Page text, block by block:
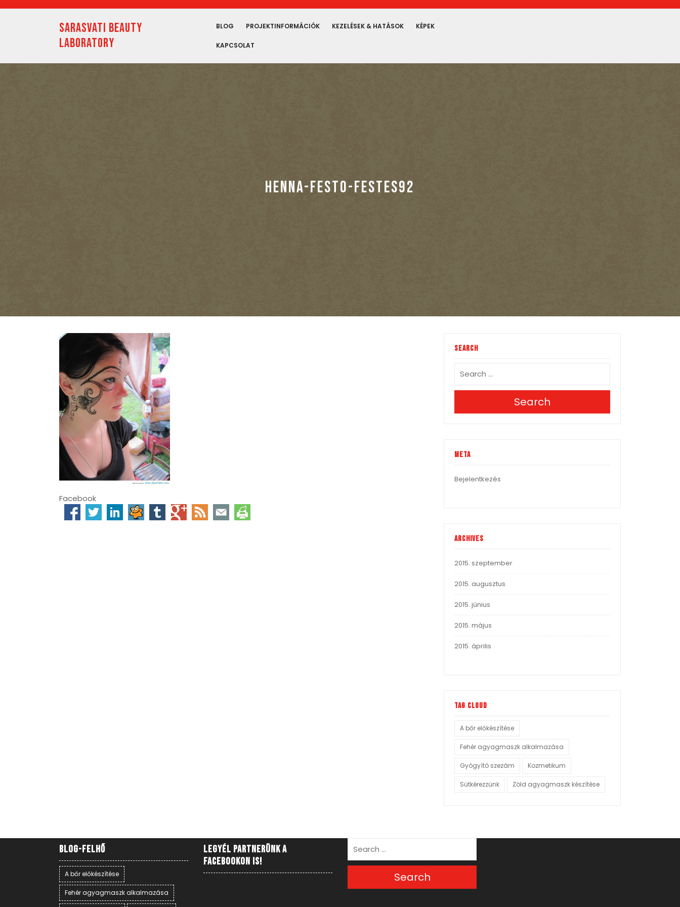
SARASVATI BEAUTY
LABORATORY
BLOG PROJEKTINFORMÁCIÓK KEZELÉSEK & HATÁSOK KÉPEK
KAPCSOLAT
HENNA-FESTO-FESTES92
Facebook
Search
Search
Meta
Bejelentkezés
Archives
2015. szeptember
2015. augusztus
2015. június
2015. május
2015. április
Tag Cloud
A bőr előkészítése
Fehér agyagmaszk alkalmazása
Gyógyító szezám Kozmetikum
Sütkérezzünk Zöld agyagmaszk készítése
Blog-felhő
A bőr előkészítése
Fehér agyagmaszk alkalmazása
Legyél partnerünk a
Facebookon is!
Search